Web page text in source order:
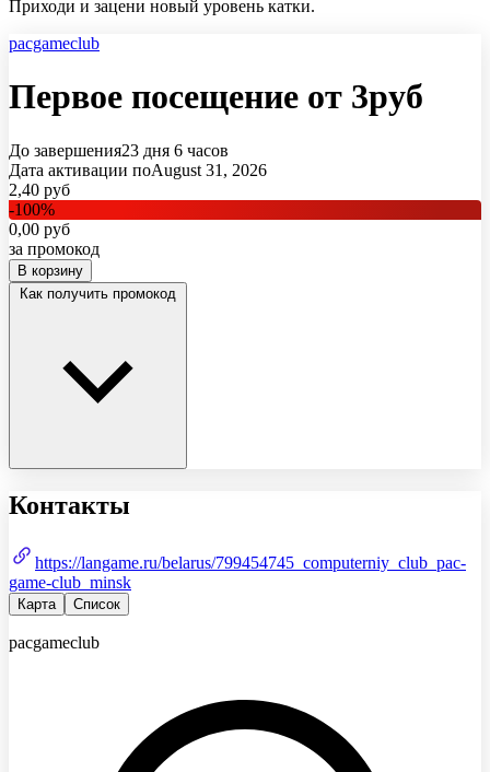
Приходи и зацени новый уровень катки.
pacgameclub
Первое посещение от 3руб
До завершения23 дня 6 часов
Дата активации поAugust 31, 2026
2,40 руб
-100%
0,00 руб
за промокод
В корзину
Как получить промокод
Контакты
https://langame.ru/belarus/799454745_computerniy_club_pac-
game-club_minsk
Карта Список
pacgameclub